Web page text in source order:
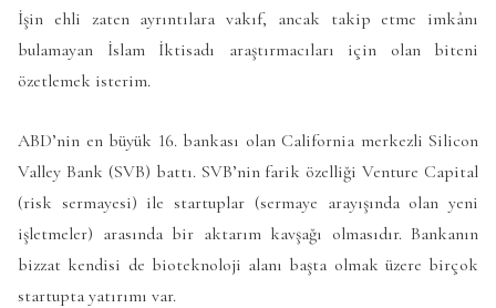
İşin ehli zaten ayrıntılara vakıf, ancak takip etme imkânı
bulamayan İslam İktisadı araştırmacıları için olan biteni
özetlemek isterim.
ABD’nin en büyük 16. bankası olan California merkezli Silicon
Valley Bank (SVB) battı. SVB’nin farik özelliği Venture Capital
(risk sermayesi) ile startuplar (sermaye arayışında olan yeni
işletmeler) arasında bir aktarım kavşağı olmasıdır. Bankanın
bizzat kendisi de bioteknoloji alanı başta olmak üzere birçok
startupta yatırımı var.